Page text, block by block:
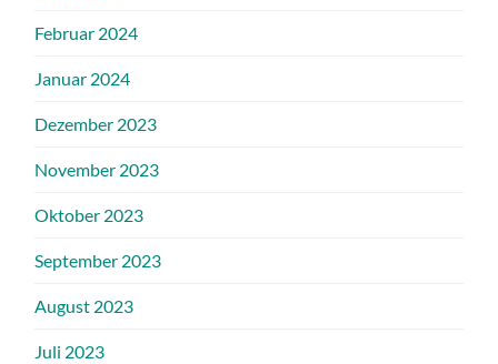
Februar 2024
Januar 2024
Dezember 2023
November 2023
Oktober 2023
September 2023
August 2023
Juli 2023